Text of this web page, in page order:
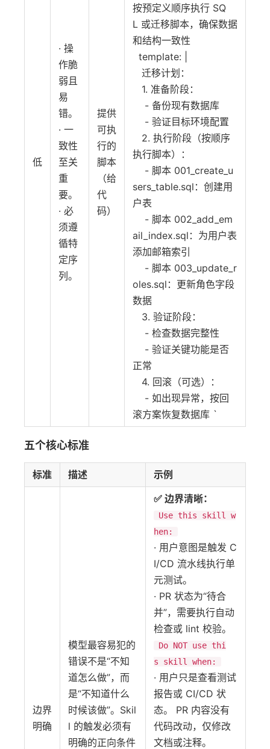
低
· 操
作脆
弱且
易
错。
· 一
致性
至关
重
要。
· 必
须遵
循特
定序
列。
提供
可执
行的
脚本
（给
代
码）
按预定义顺序执行 SQ
L 或迁移脚本，确保数据
和结构一致性
template: |
迁移计划：
1. 准备阶段：
- 备份现有数据库
- 验证目标环境配置
2. 执行阶段（按顺序
执行脚本）：
- 脚本 001_create_u
sers_table.sql：创建用
户表
- 脚本 002_add_em
ail_index.sql：为用户表
添加邮箱索引
- 脚本 003_update_r
oles.sql：更新角色字段
数据
3. 验证阶段：
- 检查数据完整性
- 验证关键功能是否
正常
4. 回滚（可选）：
- 如出现异常，按回
滚方案恢复数据库 `
五个核心标准
标准 描述 示例
边界
明确
模型最容易犯的
错误不是“不知
道怎么做”，而
是“不知道什么
时候该做”。Skil
l 的触发必须有
明确的正向条件
✅ 边界清晰：
Use this skill w
hen:
· 用户意图是触发 C
I/CD 流水线执行单
元测试。
· PR 状态为“待合
并”，需要执行自动
检查或 lint 校验。
Do NOT use thi
s skill when:
· 用户只是查看测试
报告或 CI/CD 状
态。 PR 内容没有
代码改动，仅修改
文档或注释。